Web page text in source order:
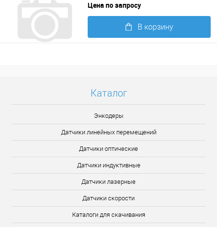
Цена по запросу
В корзину
Каталог
Энкодеры
Датчики линейных перемещений
Датчики оптические
Датчики индуктивные
Датчики лазерные
Датчики скорости
Каталоги для скачивания